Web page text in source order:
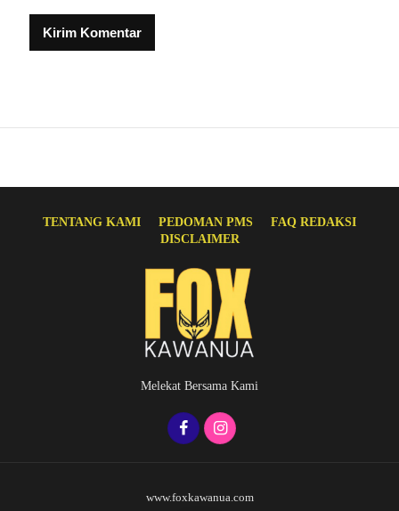
TENTANG KAMI PEDOMAN PMS
FAQ REDAKSI
DISCLAIMER
Melekat Bersama Kami
www.foxkawanua.com